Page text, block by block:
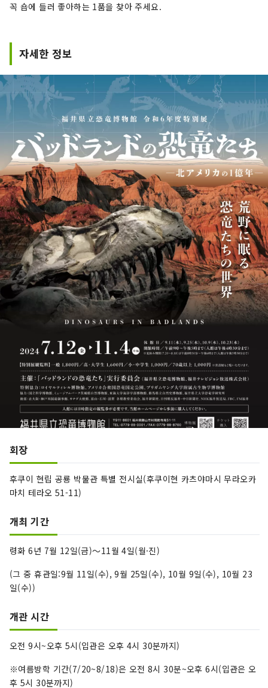
꼭 숍에 들러 좋아하는 1품을 찾아 주세요.
자세한 정보
회장
후쿠이 현립 공룡 박물관 특별 전시실(후쿠이현 카츠야마시 무라오카
마치 테라오 51-11)
개최 기간
령화 6년 7월 12일(금)～11월 4일(월·진)
(그 중 휴관일:9월 11일(수), 9월 25일(수), 10월 9일(수), 10월 23
일(수))
개관 시간
오전 9시~오후 5시(입관은 오후 4시 30분까지)
※여름방학 기간(7/20~8/18)은 오전 8시 30분~오후 6시(입관은 오
후 5시 30분까지)